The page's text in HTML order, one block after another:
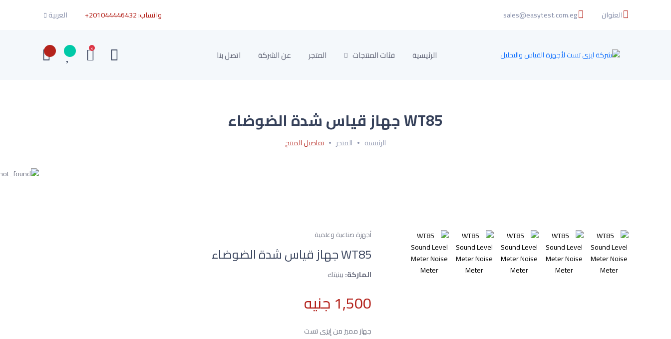
العنوان sales@easytest.com.eg واتساب:+201044446432 العربية
الرئيسية فئات المنتجات المتجر عن الشركة اتصل بنا ×
WT85 جهاز قياس شدة الضوضاء
الرئيسية المتجر تفاصيل المنتج
أجهزة صناعية وعلمية
WT85 جهاز قياس شدة الضوضاء
الماركة:بينيتك
1,500 جنيه
جهاز مميز من إيزى تست